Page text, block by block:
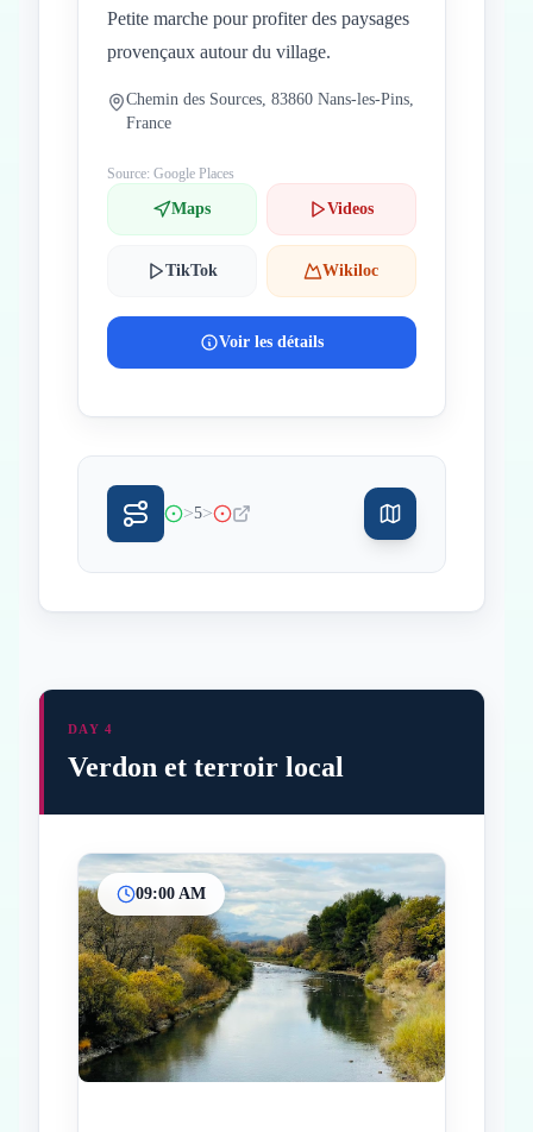
Petite marche pour profiter des paysages
provençaux autour du village.
Chemin des Sources, 83860 Nans-les-Pins,
France
Source: Google Places
Maps Videos
TikTok Wikiloc
Voir les détails
>5>
InicioParadas intermedias
Final
DAY 4
Verdon et terroir local
09:00 AM